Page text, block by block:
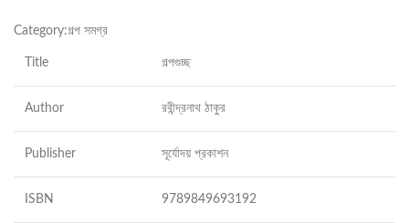
Category:গল্প সমগ্র
Title গল্পগুচ্ছ
Author রবীন্দ্রনাথ ঠাকুর
Publisher সূর্যোদয় প্রকাশন
ISBN 9789849693192